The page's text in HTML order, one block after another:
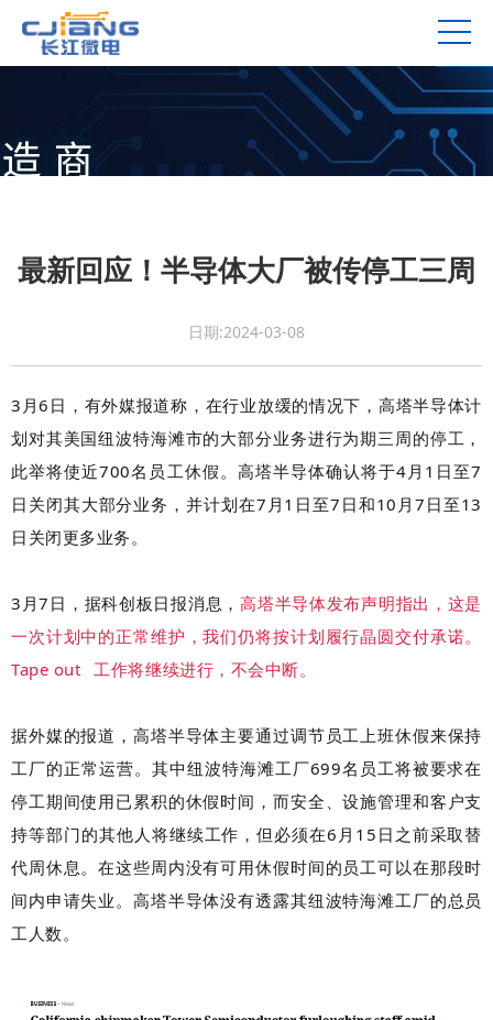
最新回应！半导体大厂被传停工三周
日期:2024-03-08
3月6日，有外媒报道称，在行业放缓的情况下，高塔半导体计
划对其美国纽波特海滩市的大部分业务进行为期三周的停工，
此举将使近700名员工休假。高塔半导体确认将于4月1日至7
日关闭其大部分业务，并计划在7月1日至7日和10月7日至13
日关闭更多业务。
3月7日，据科创板日报消息，高塔半导体发布声明指出，这是
一次计划中的正常维护，我们仍将按计划履行晶圆交付承诺。
Tape out
工作将继续进行，不会中断。
据外媒的报道，高塔半导体主要通过调节员工上班休假来保持
工厂的正常运营。其中纽波特海滩工厂699名员工将被要求在
停工期间使用已累积的休假时间，而安全、设施管理和客户支
持等部门的其他人将继续工作，但必须在6月15日之前采取替
代周休息。在这些周内没有可用休假时间的员工可以在那段时
间内申请失业。高塔半导体没有透露其纽波特海滩工厂的总员
工人数。